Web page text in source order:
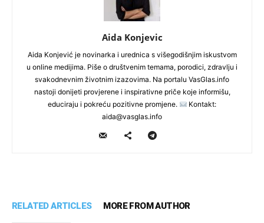
Aida Konjevic
Aida Konjević je novinarka i urednica s višegodišnjim iskustvom
u online medijima. Piše o društvenim temama, porodici, zdravlju i
svakodnevnim životnim izazovima. Na portalu VasGlas.info
nastoji donijeti provjerene i inspirativne priče koje informišu,
educiraju i pokreću pozitivne promjene.
Kontakt:
aida@vasglas.info
RELATED ARTICLES MORE FROM AUTHOR